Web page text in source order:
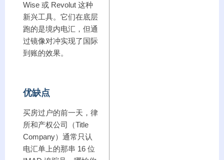
Wise 或 Revolut 这种
新兴工具。它们在底层
跑的是境内电汇，但通
过镜像对冲实现了国际
到账的效果。
优缺点
买房过户的前一天，律
所和产权公司（Title
Company）通常只认
电汇单上的那串 16 位